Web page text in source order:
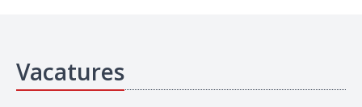
Vacatures